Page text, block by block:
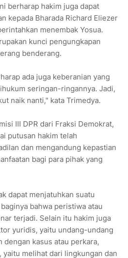
berharap hakim juga dapat
kepada Bharada Richard Eliezer
menembak Yosua.
kunci pengungkapan
benderang.
ada juga keberanian yang
seringan-ringannya. Jadi,
naik nanti," kata Trimedya.
III DPR dari Fraksi Demokrat,
putusan hakim telah
dan mengandung kepastian
bagi para pihak yang
dapat menjatuhkan suatu
bahwa peristiwa atau
terjadi. Selain itu hakim juga
yuridis, yaitu undang-undang
kasus atau perkara,
melihat dari lingkungan dan